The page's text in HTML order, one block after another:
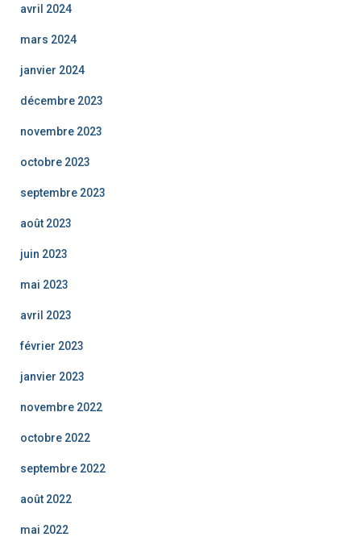
avril 2024
mars 2024
janvier 2024
décembre 2023
novembre 2023
octobre 2023
septembre 2023
août 2023
juin 2023
mai 2023
avril 2023
février 2023
janvier 2023
novembre 2022
octobre 2022
septembre 2022
août 2022
mai 2022